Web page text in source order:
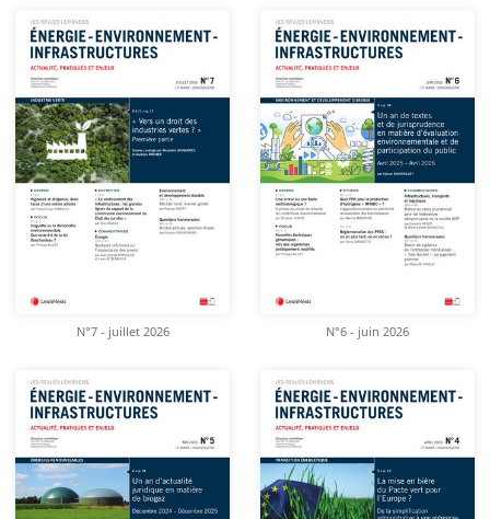
N°7 - juillet 2026 N°6 - juin 2026